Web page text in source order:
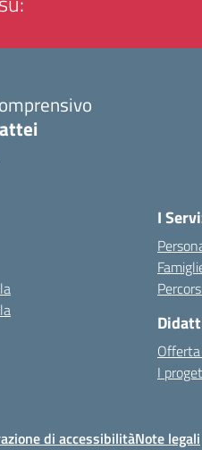
I
I
di accessibilitàNote legali